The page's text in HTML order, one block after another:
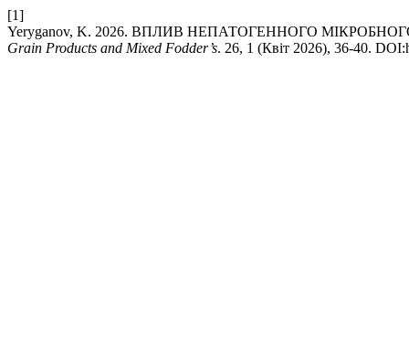
[1]
Yeryganov, K. 2026. ВПЛИВ НЕПАТОГЕННОГО
Grain Products and Mixed Fodder’s. 26, 1 (Квіт 2026), 36-40.